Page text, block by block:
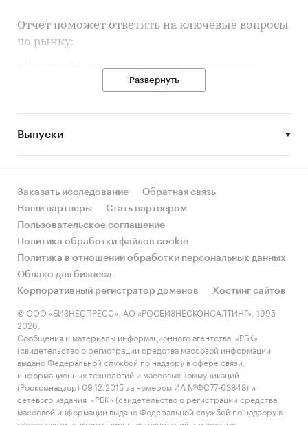
Отчет поможет ответить на ключевые вопросы
по рынку:
• Каков объем розничного рынка чулочно-
носочных изделий в Тульской области, много
регионами России?
• Рынок растет или снижается? Если растет, то
за счет реального спроса или за счет
динамикой других регионов?
• Какое место регион занимает в России и в
своем федеральном округе по объему продаж
и по продажам на душу населения?
• К какому сегменту можно отнести рынок по
размеру и темпом роста (малый/крупный, с
опережающей динамикой/с отстающей
динамикой) в стратегической перспективе и в
текущей ситуации? Меняются ли позиции
региона с течением времени?
• Насколько рынок насыщен и какой у региона
потенциал роста, если сравнить его с
регионами со схожими доходами, со схожей
Развернуть
Выпуски
Заказать исследование
Обратная связь
Наши партнеры
Стать партнером
Пользовательское соглашение
Политика обработки файлов cookie
Политика в отношении обработки персональных данных
Облако для бизнеса
Корпоративный регистратор доменов
Хостинг сайтов
© ООО «БИЗНЕСПРЕСС», АО «РОСБИЗНЕСКОНСАЛТИНГ», 1995-
2026.
Сообщения и материалы информационного агентства «РБК»
(свидетельство о регистрации средства массовой информации
выдано Федеральной службой по надзору в сфере связи,
информационных технологий и массовых коммуникаций
(Роскомнадзор) 09.12.2015 за номером ИА №ФС77-63848) и
сетевого издания «РБК» (свидетельство о регистрации средства
массовой информации выдано Федеральной службой по надзору в